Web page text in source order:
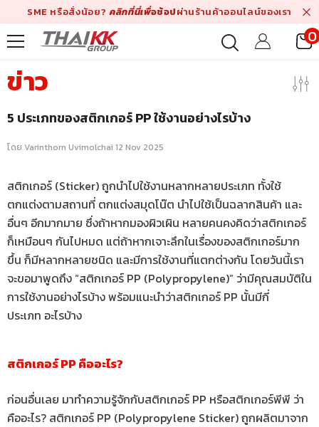
ข้ามไปที่เนื้อหา
SME หรือสั่งน้อย? คลิกที่นี่เพื่อช้อปผ่านร้านค้าออนไลน์ของเรา
0
ข่าว
5 ประเภทของสติกเกอร์ PP ใช้งานอย่างไรบ้าง
โดย Varinthorn Uvimolchai 12 Nov 2025
สติกเกอร์ (Sticker) ถูกนำไปใช้งานหลากหลายประเภท ทั้งใช้
ตกแต่งตามสถานที่ ตกแต่งสมุดโน๊ต นำไปใช้เป็นฉลากสินค้า และ
อื่นๆ อีกมากมาย ซึ่งถ้าหากมองผิวเผิน หลายคนคงคิดว่าสติกเกอร์
ก็เหมือนๆ กันไปหมด แต่ถ้าหากเจาะลึกในเรื่องของสติกเกอร์มาก
ขึ้น ก็มีหลากหลายชนิด และมีการใช้งานที่แตกต่างกัน โดยวันนี้เรา
จะขอมาพูดถึง “สติกเกอร์ PP (Polypropylene)” ว่ามีคุณสมบัติใน
การใช้งานอย่างไรบ้าง พร้อมแนะนำว่าสติกเกอร์ PP นั้นมีกี่
ประเภท อะไรบ้าง
สติกเกอร์ PP คืออะไร?
ก่อนอื่นเลย มาทำความรู้จักกับสติกเกอร์ PP หรือสติกเกอร์พีพี ว่า
คืออะไร? สติกเกอร์ PP (Polypropylene Sticker) ถูกผลิตมาจาก